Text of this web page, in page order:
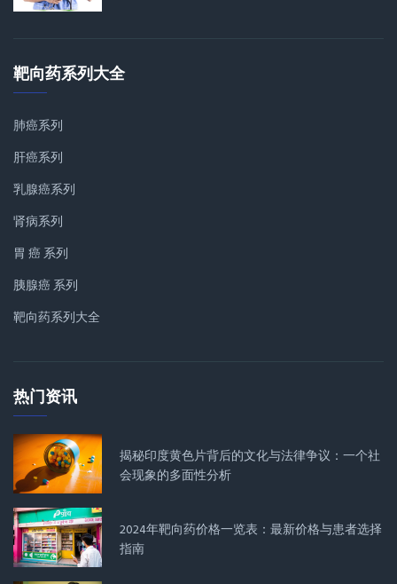
靶向药系列大全
肺癌系列
肝癌系列
乳腺癌系列
肾病系列
胃 癌 系列
胰腺癌 系列
靶向药系列大全
热门资讯
揭秘印度黄色片背后的文化与法律争议：一个社
会现象的多面性分析
2024年靶向药价格一览表：最新价格与患者选择
指南